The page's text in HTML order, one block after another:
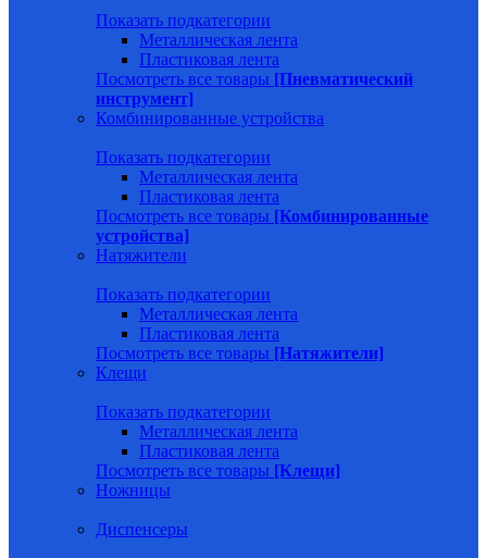
Показать подкатегории
Металлическая лента
Пластиковая лента
Посмотреть все товары [Пневматический
инструмент]
Комбинированные устройства
Показать подкатегории
Металлическая лента
Пластиковая лента
Посмотреть все товары [Комбинированные
устройства]
Натяжители
Показать подкатегории
Металлическая лента
Пластиковая лента
Посмотреть все товары [Натяжители]
Клещи
Показать подкатегории
Металлическая лента
Пластиковая лента
Посмотреть все товары [Клещи]
Ножницы
Диспенсеры